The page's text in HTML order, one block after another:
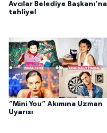
Avcılar Belediye Başkanı'na
tahliye!
“Mini You” Akımına Uzman
Uyarısı